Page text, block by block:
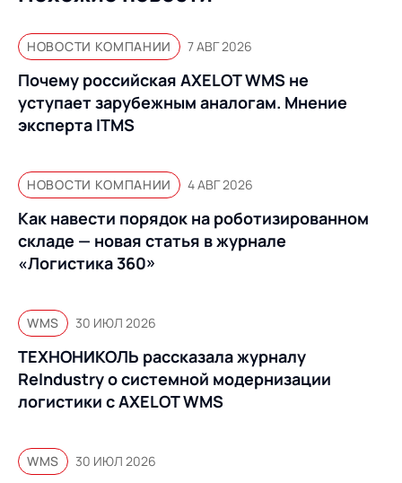
НОВОСТИ КОМПАНИИ 7 АВГ 2026
Почему российская AXELOT WMS не
уступает зарубежным аналогам. Мнение
эксперта ITMS
НОВОСТИ КОМПАНИИ 4 АВГ 2026
Как навести порядок на роботизированном
складе — новая статья в журнале
«Логистика 360»
WMS 30 ИЮЛ 2026
ТЕХНОНИКОЛЬ рассказала журналу
ReIndustry о системной модернизации
логистики с AXELOT WMS
WMS 30 ИЮЛ 2026